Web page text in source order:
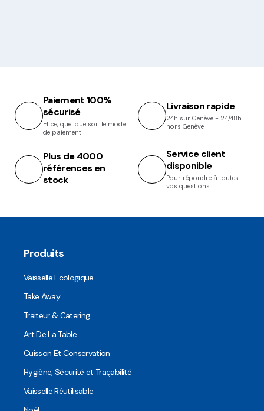
Paiement 100%
sécurisé
Et ce, quel que soit le mode
de paiement
Livraison rapide
24h sur Genève - 24/48h
hors Genève
Plus de 4000
références en
stock
Service client
disponible
Pour répondre à toutes
vos questions
Produits
Vaisselle Ecologique
Take Away
Traiteur & Catering
Art De La Table
Cuisson Et Conservation
Hygiène, Sécurité et Traçabilité
Vaisselle Réutilisable